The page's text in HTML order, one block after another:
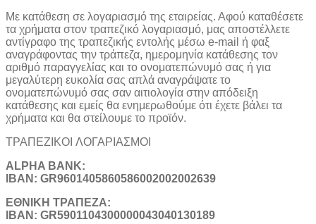
Με κατάθεση σε λογαριασμό της εταιρείας. Αφού καταθέσετε
τα χρήματα στον τραπεζικό λογαριασμό, μας αποστέλλετε
αντίγραφο της τραπεζικής εντολής μέσω e-mail ή φαξ
αναγράφοντας την τράπεζα, ημερομηνία κατάθεσης τον
αριθμό παραγγελίας και το ονοματεπώνυμό σας ή για
μεγαλύτερη ευκολία σας απλά αναγράψατε το
ονοματεπώνυμό σας σαν αιτιολογία στην απόδειξη
κατάθεσης και εμείς θα ενημερωθούμε ότι έχετε βάλει τα
χρήματα και θα στείλουμε το προϊόν.
ΤΡΑΠΕΖΙΚOI ΛΟΓΑΡΙΑΣΜΟΙ
ALPHA BANK:
IBAN: GR9601405860586002002002639
ΕΘΝΙΚΗ ΤΡΑΠΕΖΑ:
IBAN: GR5901104300000043040130189